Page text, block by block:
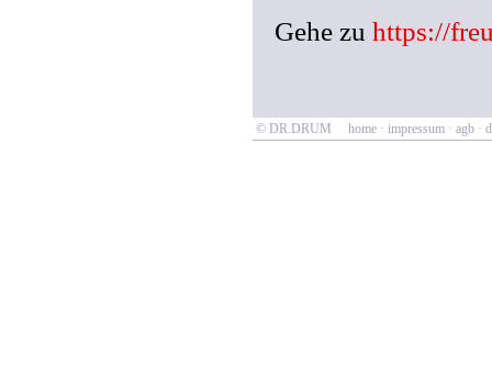
Gehe zu https://
© DR.DRUM home · impressum · agb ·